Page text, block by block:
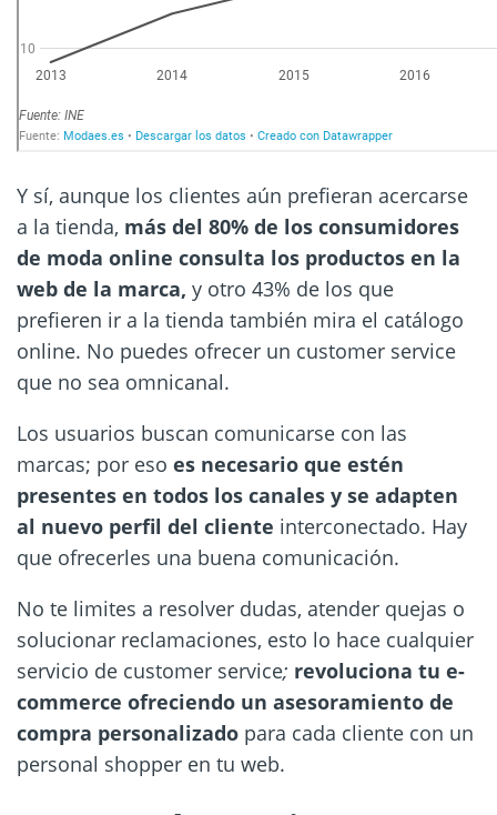
Y sí, aunque los clientes aún prefieran acercarse
a la tienda, más del 80% de los consumidores
de moda online consulta los productos en la
web de la marca, y otro 43% de los que
prefieren ir a la tienda también mira el catálogo
online. No puedes ofrecer un customer service
que no sea omnicanal.
Los usuarios buscan comunicarse con las
marcas; por eso es necesario que estén
presentes en todos los canales y se adapten
al nuevo perfil del cliente interconectado. Hay
que ofrecerles una buena comunicación.
No te limites a resolver dudas, atender quejas o
solucionar reclamaciones, esto lo hace cualquier
servicio de customer service; revoluciona tu e-
commerce ofreciendo un asesoramiento de
compra personalizado para cada cliente con un
personal shopper en tu web.